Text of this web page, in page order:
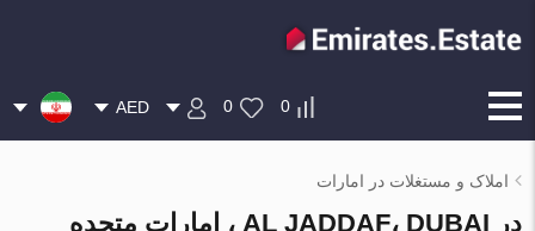
0
0
AED
املاک و مستغلات در امارات
در AL JADDAF، DUBAI ، امارات متحده